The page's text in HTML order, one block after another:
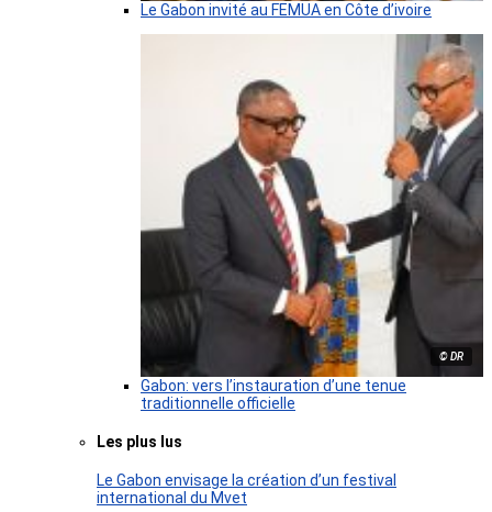
Le Gabon invité au FEMUA en Côte d’ivoire
© DR
Gabon: vers l’instauration d’une tenue
traditionnelle officielle
Les plus lus
Le Gabon envisage la création d’un festival
international du Mvet